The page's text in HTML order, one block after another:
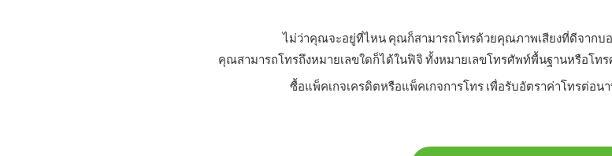
ไม่ว่าคุณจะอยู่ที่ไหน คุณก็สามารถโทรด้วยคุณภาพเสียงที่ดีจากบอ
คุณสามารถโทรถึงหมายเลขใดก็ได้ในฟิจิ ทั้งหมายเลขโทรศัพท์พื้นฐานหรือโทร
ซื้อแพ็คเกจเครดิตหรือแพ็คเกจการโทร เพื่อรับอัตราค่าโทรต่อ